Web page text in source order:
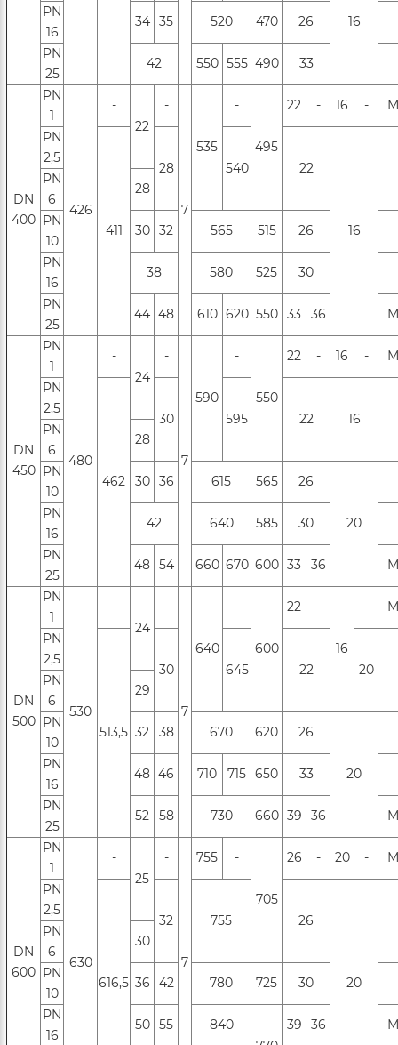
16
РN
16
34 35 520 470
26
PN
25
42 550 555 490 33
DN
400
PN
1
426
-
22
-
7
535
-
495
22 - 16 -
PN
2,5
411
28 540 22
16
PN
6
28
РN
10
30 32 565 515
26
РN
16
38 580 525
30
PN
25
44 48 610 620 550 33 36
DN
450
РN
1
480
-
24
-
7
590
-
550
22 - 16 -
PN
2,5
462
30 595 22 16
PN
6
28
РN
10
30 36 615 565 26
20
РN
16
42 640 585
30
PN
25
48 54 660 670 600 33 36
DN
500
PN
1
530
-
24
-
7
640
-
600
22 -
16
-
PN
2,5
513,5
30 645 22 20
PN
6
29
РN
10
32 38 670 620 26
20
РN
16
48 46 710 715 650
33
PN
25
52 58 730 660 39 36
DN
600
PN
1
630
-
25
-
7
755 -
705
26 - 20 -
PN
2,5
616,5
32 755 26
20
PN
6
30
РN
10
36 42 780 725
30
РN
16
50 55
840
39 36